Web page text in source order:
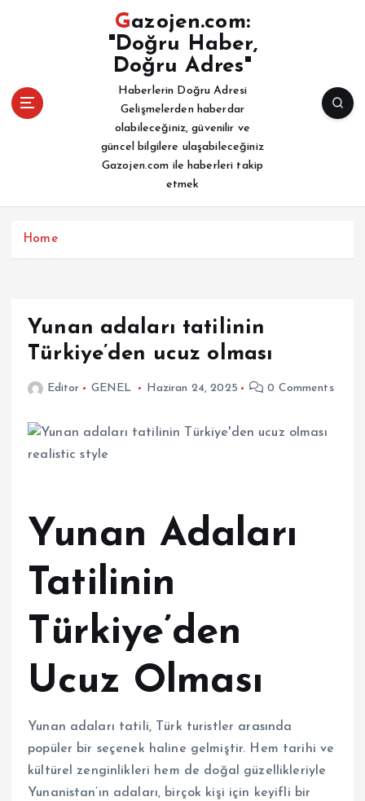
Gazojen.com:
"Doğru Haber,
Doğru Adres"
Haberlerin Doğru Adresi
Gelişmelerden haberdar
olabileceğiniz, güvenilir ve
güncel bilgilere ulaşabileceğiniz
Gazojen.com ile haberleri takip
etmek
Home
Yunan adaları tatilinin
Türkiye’den ucuz olması
Editor GENEL Haziran 24, 2025 0 Comments
Yunan Adaları
Tatilinin
Türkiye’den
Ucuz Olması
Yunan adaları tatili, Türk turistler arasında
popüler bir seçenek haline gelmiştir. Hem tarihi ve
kültürel zenginlikleri hem de doğal güzellikleriyle
Yunanistan’ın adaları, birçok kişi için keyifli bir